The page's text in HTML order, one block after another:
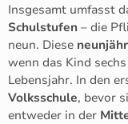
Insgesamt umfasst
Schulstufen – die
neun. Diese
wenn das Kind
Lebensjahr. In den
Volksschule, bevor
entweder in der